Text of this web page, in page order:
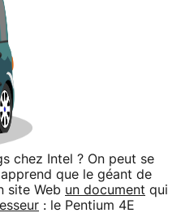
chez Intel ? On peut se
que le géant de
site Web un document qui
: le Pentium 4E